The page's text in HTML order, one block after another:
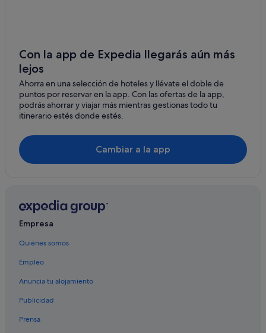
Reebok hoteles
Stanford hoteles
Casas en árboles en Victoria Bay
Hoteles boutique en Ciudad del Cabo
Hoteles con todo incluido en Ciudad del Cabo
Barandas hoteles
De Hoop hoteles
Con la app de Expedia llegarás aún más
lejos
Ahorra en una selección de hoteles y llévate el doble de
puntos por reservar en la app. Con las ofertas de la app,
podrás ahorrar y viajar más mientras gestionas todo tu
itinerario estés donde estés.
Cambiar a la app
Empresa
Quiénes somos
Empleo
Anuncia tu alojamiento
Publicidad
Prensa